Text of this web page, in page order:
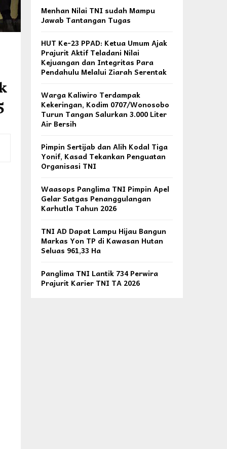
Menhan Nilai TNI sudah Mampu
Jawab Tantangan Tugas
HUT Ke-23 PPAD: Ketua Umum Ajak
Prajurit Aktif Teladani Nilai
Kejuangan dan Integritas Para
Pendahulu Melalui Ziarah Serentak
Warga Kaliwiro Terdampak
Kekeringan, Kodim 0707/Wonosobo
Turun Tangan Salurkan 3.000 Liter
Air Bersih
Pimpin Sertijab dan Alih Kodal Tiga
Yonif, Kasad Tekankan Penguatan
Organisasi TNI
Waasops Panglima TNI Pimpin Apel
Gelar Satgas Penanggulangan
Karhutla Tahun 2026
TNI AD Dapat Lampu Hijau Bangun
Markas Yon TP di Kawasan Hutan
Seluas 961,33 Ha
Panglima TNI Lantik 734 Perwira
Prajurit Karier TNI TA 2026